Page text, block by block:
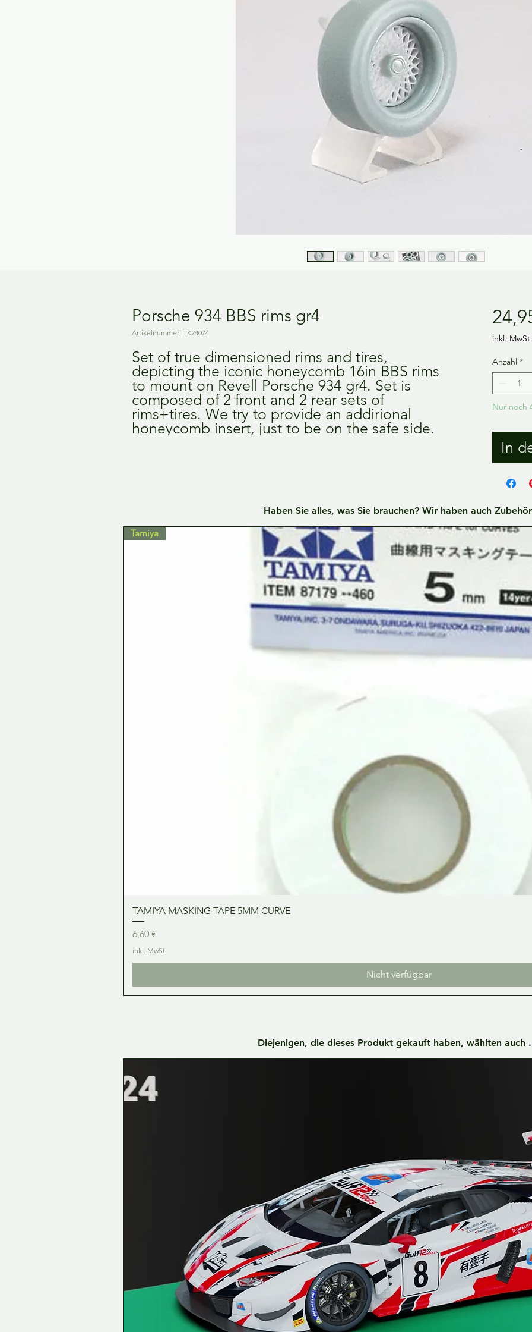
Porsche 934 BBS rims gr4
Artikelnummer: TK24074
Set of true dimensioned rims and tires,
depicting the iconic honeycomb 16in BBS rims
to mount on Revell Porsche 934 gr4. Set is
composed of 2 front and 2 rear sets of
rims+tires. We try to provide an addirional
honeycomb insert, just to be on the safe side.
inkl. MwSt.
Anzahl *
Nur noch
In
Haben Sie alles, was Sie brauchen? Wir haben auch
Tamiya
TAMIYA MASKING TAPE 5MM CURVE
Preis
6,60 €
inkl. MwSt.
Nicht verfügbar
Diejenigen, die dieses Produkt gekauft haben, wählten auch